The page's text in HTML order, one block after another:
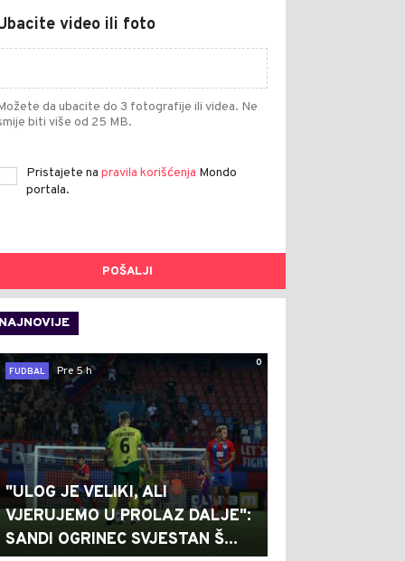
video ili foto
da ubacite do 3 fotografije ili videa. Ne
biti više od 25 MB.
Pristajete na pravila korišćenja Mondo
portala.
POŠALJI
NAJNOVIJE
0
FUDBAL
Pre 5 h
"ULOG JE VELIKI, ALI
VJERUJEMO U PROLAZ DALJE":
SANDI OGRINEC SVJESTAN Š...